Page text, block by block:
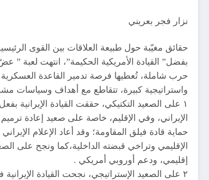
نزار فجر بعريني
حقائق مغيّبة حول طبيعة العلاقات بين القوى
بفضل” القيادة الأمريكية الحكيمة”، انتهت لعبة ”
واستراتيجية كبيرة، تتقاطع مع أهداف وسياسات
١ على الصعيد التكتيكي، حققت القيادة
الإيراني، وفي الإقليم، خاصة على صعيد إعادة
حماية قادة فيلق المقاومة؛ وقد أعاد الإعلام
الإقليمي وتراخي قبضته الداخلية،كما ونجح على
إقليمي، ودعم أوروبي أمريكي .
٢ على الصعيد الإستراتيجي، نجحت القيادة